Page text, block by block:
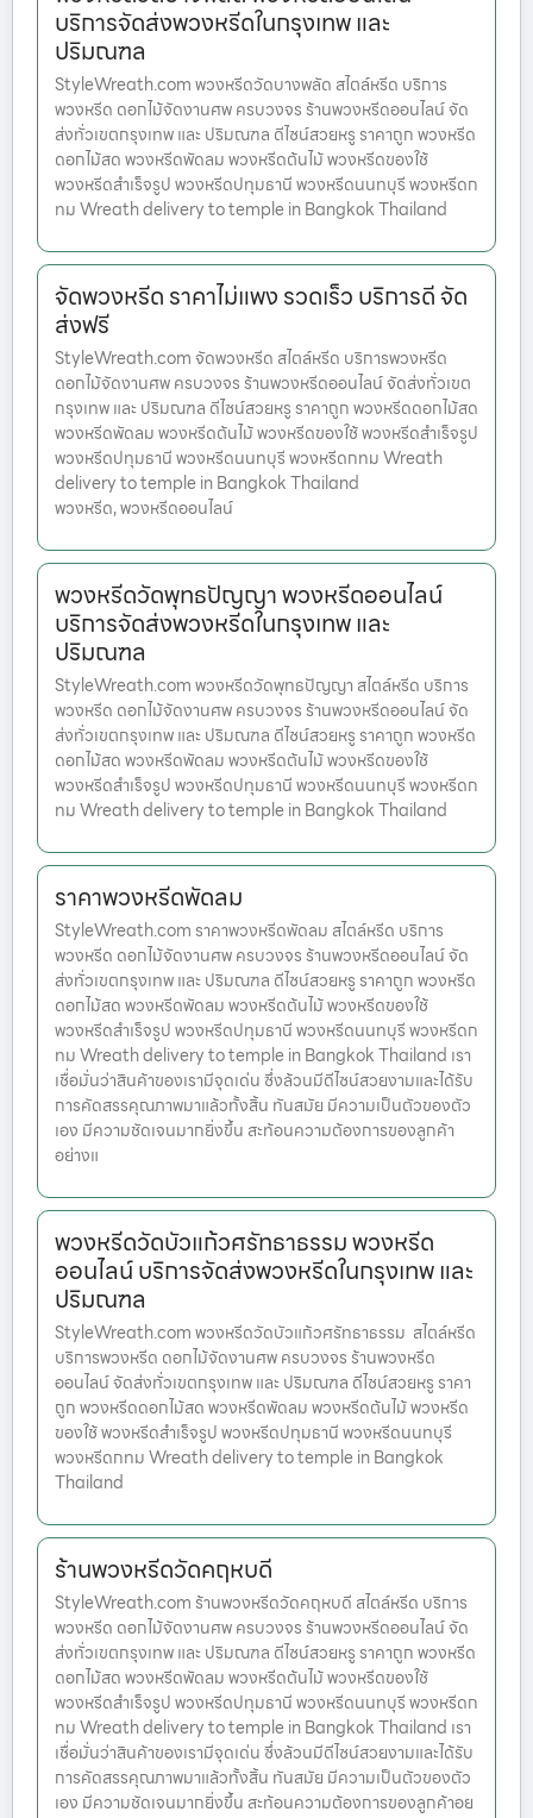
บริการจัดส่งพวงหรีดในกรุงเทพ และ
ปริมณฑล
StyleWreath.com พวงหรีดวัดบางพลัด สไตล์หรีด บริการ
พวงหรีด ดอกไม้จัดงานศพ ครบวงจร ร้านพวงหรีดออนไลน์ จัด
ส่งทั่วเขตกรุงเทพ และ ปริมณฑล ดีไซน์สวยหรู ราคาถูก พวงหรีด
ดอกไม้สด พวงหรีดพัดลม พวงหรีดต้นไม้ พวงหรีดของใช้
พวงหรีดสำเร็จรูป พวงหรีดปทุมธานี พวงหรีดนนทบุรี พวงหรีดก
ทม Wreath delivery to temple in Bangkok Thailand
จัดพวงหรีด ราคาไม่แพง รวดเร็ว บริการดี จัด
ส่งฟรี
StyleWreath.com จัดพวงหรีด สไตล์หรีด บริการพวงหรีด
ดอกไม้จัดงานศพ ครบวงจร ร้านพวงหรีดออนไลน์ จัดส่งทั่วเขต
กรุงเทพ และ ปริมณฑล ดีไซน์สวยหรู ราคาถูก พวงหรีดดอกไม้สด
พวงหรีดพัดลม พวงหรีดต้นไม้ พวงหรีดของใช้ พวงหรีดสำเร็จรูป
พวงหรีดปทุมธานี พวงหรีดนนทบุรี พวงหรีดกทม Wreath
delivery to temple in Bangkok Thailand
พวงหรีด, พวงหรีดออนไลน์
พวงหรีดวัดพุทธปัญญา พวงหรีดออนไลน์
บริการจัดส่งพวงหรีดในกรุงเทพ และ
ปริมณฑล
StyleWreath.com พวงหรีดวัดพุทธปัญญา สไตล์หรีด บริการ
พวงหรีด ดอกไม้จัดงานศพ ครบวงจร ร้านพวงหรีดออนไลน์ จัด
ส่งทั่วเขตกรุงเทพ และ ปริมณฑล ดีไซน์สวยหรู ราคาถูก พวงหรีด
ดอกไม้สด พวงหรีดพัดลม พวงหรีดต้นไม้ พวงหรีดของใช้
พวงหรีดสำเร็จรูป พวงหรีดปทุมธานี พวงหรีดนนทบุรี พวงหรีดก
ทม Wreath delivery to temple in Bangkok Thailand
ราคาพวงหรีดพัดลม
StyleWreath.com ราคาพวงหรีดพัดลม สไตล์หรีด บริการ
พวงหรีด ดอกไม้จัดงานศพ ครบวงจร ร้านพวงหรีดออนไลน์ จัด
ส่งทั่วเขตกรุงเทพ และ ปริมณฑล ดีไซน์สวยหรู ราคาถูก พวงหรีด
ดอกไม้สด พวงหรีดพัดลม พวงหรีดต้นไม้ พวงหรีดของใช้
พวงหรีดสำเร็จรูป พวงหรีดปทุมธานี พวงหรีดนนทบุรี พวงหรีดก
ทม Wreath delivery to temple in Bangkok Thailand เรา
เชื่อมั่นว่าสินค้าของเรามีจุดเด่น ซึ่งล้วนมีดีไซน์สวยงามและได้รับ
การคัดสรรคุณภาพมาแล้วทั้งสิ้น ทันสมัย มีความเป็นตัวของตัว
เอง มีความชัดเจนมากยิ่งขึ้น สะท้อนความต้องการของลูกค้า
อย่างแ
พวงหรีดวัดบัวแก้วศรัทธาธรรม พวงหรีด
ออนไลน์ บริการจัดส่งพวงหรีดในกรุงเทพ และ
ปริมณฑล
StyleWreath.com พวงหรีดวัดบัวแก้วศรัทธาธรรม สไตล์หรีด
บริการพวงหรีด ดอกไม้จัดงานศพ ครบวงจร ร้านพวงหรีด
ออนไลน์ จัดส่งทั่วเขตกรุงเทพ และ ปริมณฑล ดีไซน์สวยหรู ราคา
ถูก พวงหรีดดอกไม้สด พวงหรีดพัดลม พวงหรีดต้นไม้ พวงหรีด
ของใช้ พวงหรีดสำเร็จรูป พวงหรีดปทุมธานี พวงหรีดนนทบุรี
พวงหรีดกทม Wreath delivery to temple in Bangkok
Thailand
ร้านพวงหรีดวัดคฤหบดี
StyleWreath.com ร้านพวงหรีดวัดคฤหบดี สไตล์หรีด บริการ
พวงหรีด ดอกไม้จัดงานศพ ครบวงจร ร้านพวงหรีดออนไลน์ จัด
ส่งทั่วเขตกรุงเทพ และ ปริมณฑล ดีไซน์สวยหรู ราคาถูก พวงหรีด
ดอกไม้สด พวงหรีดพัดลม พวงหรีดต้นไม้ พวงหรีดของใช้
พวงหรีดสำเร็จรูป พวงหรีดปทุมธานี พวงหรีดนนทบุรี พวงหรีดก
ทม Wreath delivery to temple in Bangkok Thailand เรา
เชื่อมั่นว่าสินค้าของเรามีจุดเด่น ซึ่งล้วนมีดีไซน์สวยงามและได้รับ
การคัดสรรคุณภาพมาแล้วทั้งสิ้น ทันสมัย มีความเป็นตัวของตัว
เอง มีความชัดเจนมากยิ่งขึ้น สะท้อนความต้องการของลูกค้าอย